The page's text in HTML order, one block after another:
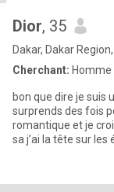
Dior, 35
Dakar, Dakar
Cherchant: Homme
bon que dire je suis
surprends des fois
romantique et je
sa j’ai la tête sur